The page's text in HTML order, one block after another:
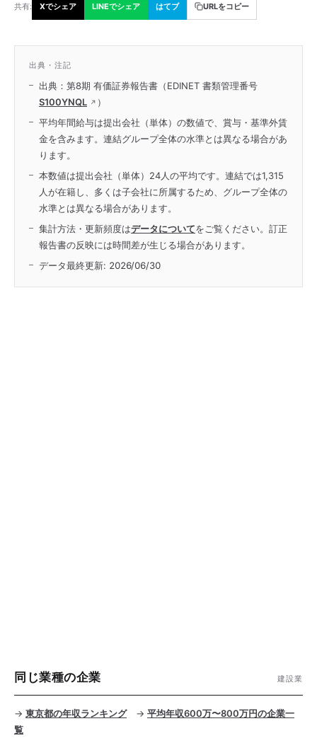
共有: Xでシェア LINEでシェア はてブ URLをコピー
出典・注記
出典：第8期 有価証券報告書（EDINET 書類管理番号
S100YNQL
）
平均年間給与は提出会社（単体）の数値で、賞与・基準外賃
金を含みます。連結グループ全体の水準とは異なる場合があ
ります。
本数値は提出会社（単体）24人の平均です。連結では1,315
人が在籍し、多くは子会社に所属するため、グループ全体の
水準とは異なる場合があります。
集計方法・更新頻度はデータについてをご覧ください。訂正
報告書の反映には時間差が生じる場合があります。
データ最終更新: 2026/06/30
同じ業種の企業 建設業
→ 東京都の年収ランキング→ 平均年収600万〜800万円の企業一
覧